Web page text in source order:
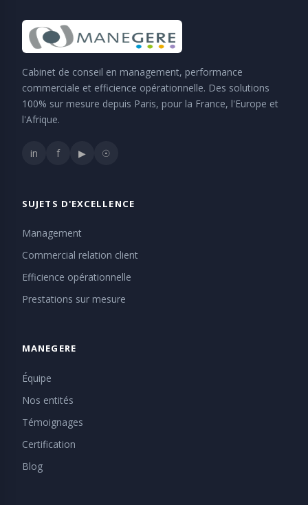
Cabinet de conseil en management, performance
commerciale et efficience opérationnelle. Des solutions
100% sur mesure depuis Paris, pour la France, l'Europe et
l'Afrique.
in f ▶ ☉
SUJETS D'EXCELLENCE
Management
Commercial relation client
Efficience opérationnelle
Prestations sur mesure
MANEGERE
Équipe
Nos entités
Témoignages
Certification
Blog